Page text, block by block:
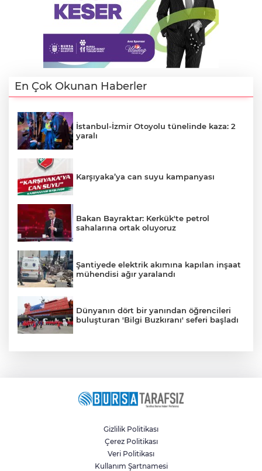
En Çok Okunan Haberler
İstanbul-İzmir Otoyolu tünelinde kaza: 2
yaralı
Karşıyaka’ya can suyu kampanyası
Bakan Bayraktar: Kerkük'te petrol
sahalarına ortak oluyoruz
Şantiyede elektrik akımına kapılan inşaat
mühendisi ağır yaralandı
Dünyanın dört bir yanından öğrencileri
buluşturan 'Bilgi Buzkıranı' seferi başladı
Gizlilik Politikası
Çerez Politikası
Veri Politikası
Kullanım Şartnamesi